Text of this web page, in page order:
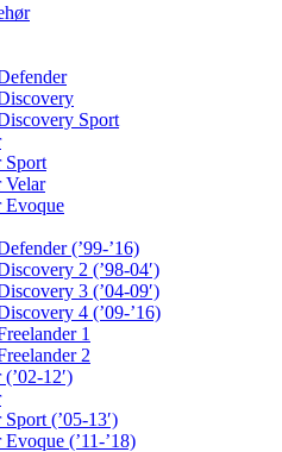
Sport
Sport
Velar
Evoque
(’99-’16)
2 (’98-04′)
3 (’04-09′)
4 (’09-’16)
1
2
12′)
(’05-13′)
(’11-’18)